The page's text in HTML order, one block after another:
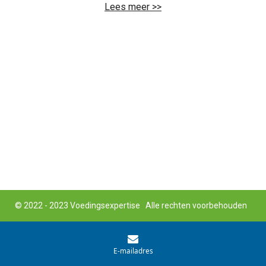
Lees meer >>
© 2022 - 2023 Voedingsexpertise Alle rechten voorbehouden
E-mailadres